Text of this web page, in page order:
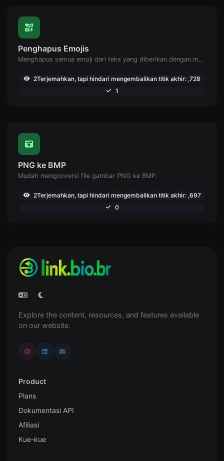
Penghapus Emojis
Menghapus semua emoji dari teks yang diberikan dengan mudah.
2Terjemahkan, tapi hindari mengembalikan titik akhir: ,728
1
PNG ke BMP
Mudah mengonversi file gambar PNG ke BMP.
2Terjemahkan, tapi hindari mengembalikan titik akhir: ,697
0
Explore the content, resources, and features available
on our website.
Product
Plans
Dokumentasi API
Afiliasi
Kue-kue